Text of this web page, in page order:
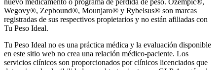
nuevo medicamento o programa de pérdida de peso. Ozempic®,
Wegovy®, Zepbound®, Mounjaro® y Rybelsus® son marcas
registradas de sus respectivos propietarios y no están afiliadas con
Tu Peso Ideal.
Tu Peso Ideal no es una práctica médica y la evaluación disponible
en este sitio web no crea una relación médico-paciente. Los
servicios clínicos son proporcionados por clínicos licenciados que